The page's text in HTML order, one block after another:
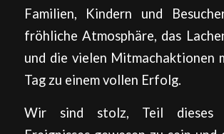
Familien, Kindern und
fröhliche Atmosphäre, das
und die vielen Mitmachaktionen
Tag zu einem vollen Erfolg.
Wir sind stolz, Teil dieses